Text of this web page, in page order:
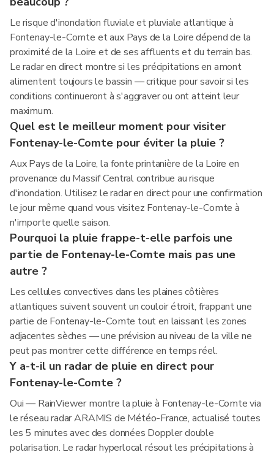
Le risque d'inondation fluviale et pluviale atlantique à
Fontenay-le-Comte et aux Pays de la Loire dépend de la
proximité de la Loire et de ses affluents et du terrain bas.
Le radar en direct montre si les précipitations en amont
alimentent toujours le bassin — critique pour savoir si les
conditions continueront à s'aggraver ou ont atteint leur
maximum.
Quel est le meilleur moment pour visiter
Fontenay-le-Comte pour éviter la pluie ?
Aux Pays de la Loire, la fonte printanière de la Loire en
provenance du Massif Central contribue au risque
d'inondation. Utilisez le radar en direct pour une confirmation
le jour même quand vous visitez Fontenay-le-Comte à
n'importe quelle saison.
Pourquoi la pluie frappe-t-elle parfois une
partie de Fontenay-le-Comte mais pas une
autre ?
Les cellules convectives dans les plaines côtières
atlantiques suivent souvent un couloir étroit, frappant une
partie de Fontenay-le-Comte tout en laissant les zones
adjacentes sèches — une prévision au niveau de la ville ne
peut pas montrer cette différence en temps réel.
Y a-t-il un radar de pluie en direct pour
Fontenay-le-Comte ?
Oui — RainViewer montre la pluie à Fontenay-le-Comte via
le réseau radar ARAMIS de Météo-France, actualisé toutes
les 5 minutes avec des données Doppler double
polarisation. Le radar hyperlocal résout les précipitations à